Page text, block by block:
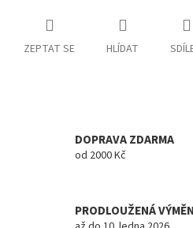
ZEPTAT SE HLÍDAT
DOPRAVA ZDARMA
od 2000 Kč
PRODLOUŽENÁ